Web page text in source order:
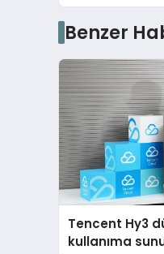
Benzer
Tencent Hy3
kullanıma